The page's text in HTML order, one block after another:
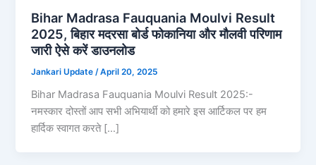
Bihar Madrasa Fauquania Moulvi Result
2025, बिहार मदरसा बोर्ड फोकानिया और मौलवी परिणाम
जारी ऐसे करें डाउनलोड
Jankari Update /April 20, 2025
Bihar Madrasa Fauquania Moulvi Result 2025:-
नमस्कार दोस्तों आप सभी अभियार्थी को हमारे इस आर्टिकल पर हम
हार्दिक स्वागत करते […]